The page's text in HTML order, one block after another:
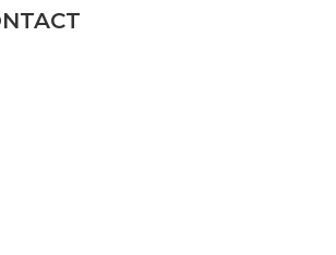
automobile spécialisé en
donne.